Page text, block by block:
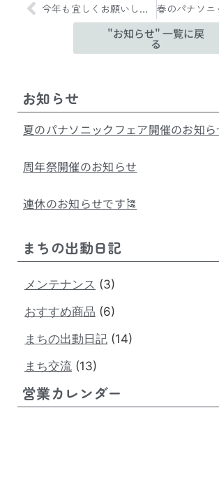
今年も宜しくお願いします
"お知らせ" 一覧に戻
る
お知らせ
夏のパナソニックフェア開催のお知
周年祭開催のお知らせ
連休のお知らせです🎏
まちの出動日記
メンテナンス (3)
おすすめ商品 (6)
まちの出動日記 (14)
まち交流 (13)
営業カレンダー